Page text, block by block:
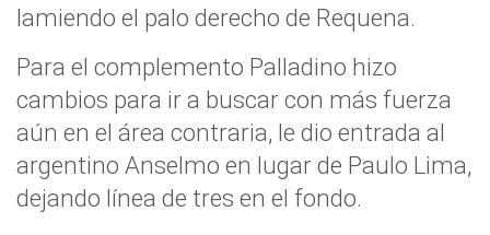
lamiendo el palo derecho de Requena.
Para el complemento Palladino hizo
cambios para ir a buscar con más fuerza
aún en el área contraria, le dio entrada al
argentino Anselmo en lugar de Paulo Lima,
dejando línea de tres en el fondo.